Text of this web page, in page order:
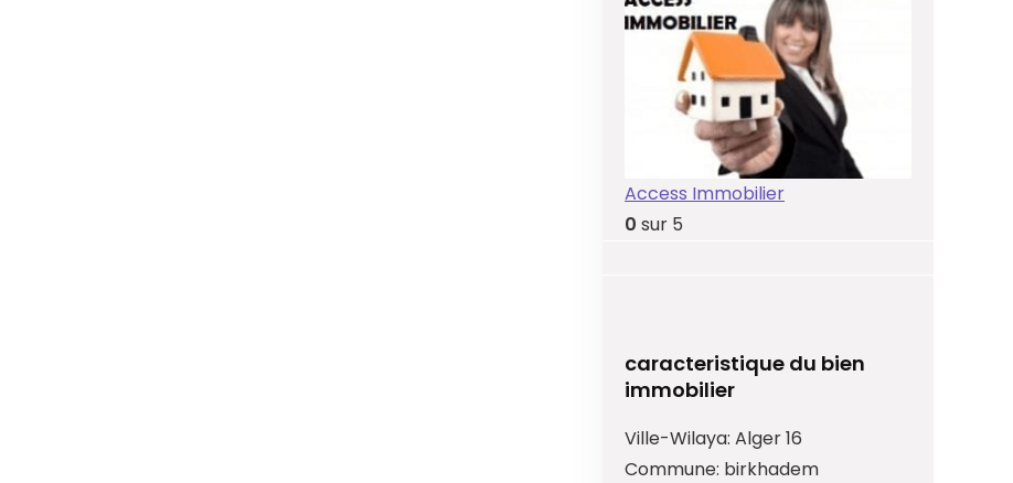
Access Immobilier
0 sur 5
caracteristique du bien
immobilier
Ville-Wilaya: Alger 16
Commune: birkhadem